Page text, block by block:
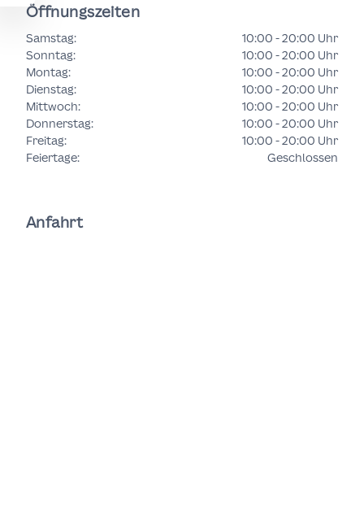
Öffnungszeiten
Samstag:
10:00 - 20:00 Uhr
Sonntag:
10:00 - 20:00 Uhr
Montag:
10:00 - 20:00 Uhr
Dienstag:
10:00 - 20:00 Uhr
Mittwoch:
10:00 - 20:00 Uhr
Donnerstag:
10:00 - 20:00 Uhr
Freitag:
10:00 - 20:00 Uhr
Feiertage: Geschlossen
Anfahrt